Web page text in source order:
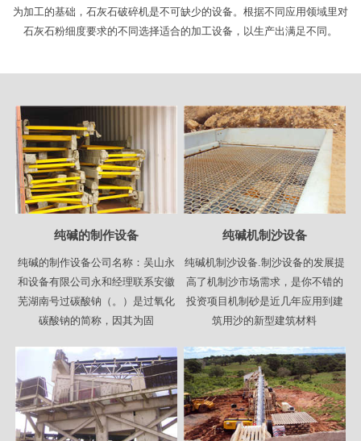
为加工的基础，石灰石破碎机是不可缺少的设备。根据不同应用领域里对
石灰石粉细度要求的不同选择适合的加工设备，以生产出满足不同。
纯碱的制作设备
纯碱的制作设备公司名称：吴山永
和设备有限公司永和经理联系安徽
芜湖南号过碳酸钠（。）是过氧化
碳酸钠的简称，因其为固
纯碱机制沙设备
纯碱机制沙设备.制沙设备的发展提
高了机制沙市场需求，是你不错的
投资项目机制砂是近几年应用到建
筑用沙的新型建筑材料